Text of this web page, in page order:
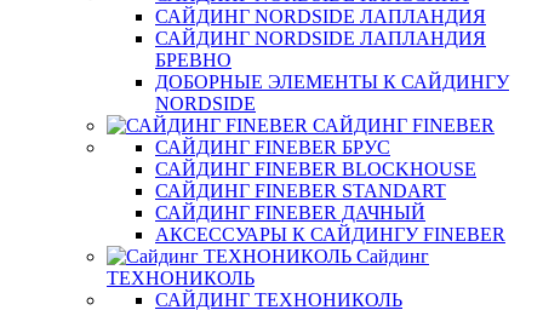
САЙДИНГ NORDSIDE ЛАПЛАНДИЯ
САЙДИНГ NORDSIDE ЛАПЛАНДИЯ
БРЕВНО
ДОБОРНЫЕ ЭЛЕМЕНТЫ К САЙДИНГУ
NORDSIDE
САЙДИНГ FINEBER
САЙДИНГ FINEBER БРУС
САЙДИНГ FINEBER BLOCKHOUSE
САЙДИНГ FINEBER STANDART
САЙДИНГ FINEBER ДАЧНЫЙ
АКСЕССУАРЫ К САЙДИНГУ FINEBER
Сайдинг
ТЕХНОНИКОЛЬ
САЙДИНГ ТЕХНОНИКОЛЬ